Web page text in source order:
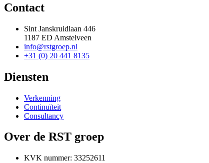
Contact
Sint Janskruidlaan 446
1187 ED Amstelveen
info@rstgroep.nl
+31 (0) 20 441 8135
Diensten
Verkenning
Continuïteit
Consultancy
Over de RST groep
KVK nummer: 33252611